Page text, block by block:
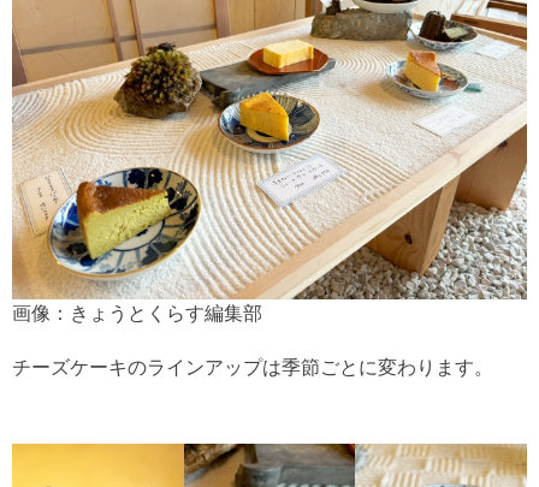
画像：きょうとくらす編集部
チーズケーキのラインアップは季節ごとに変わります。